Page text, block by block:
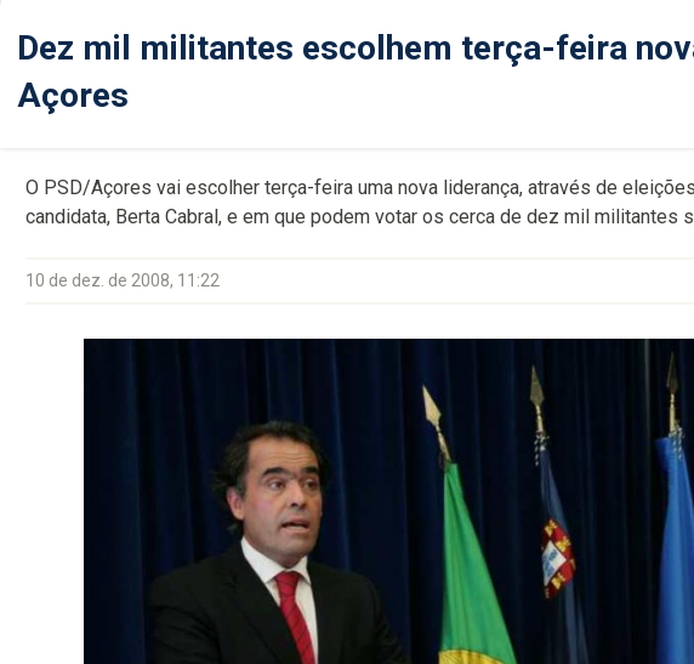
Dez mil militantes escolhem terça-feira
Açores
O PSD/Açores vai escolher terça-feira uma nova liderança, através de
candidata, Berta Cabral, e em que podem votar os cerca de dez mil militantes
10 de dez. de 2008, 11:22